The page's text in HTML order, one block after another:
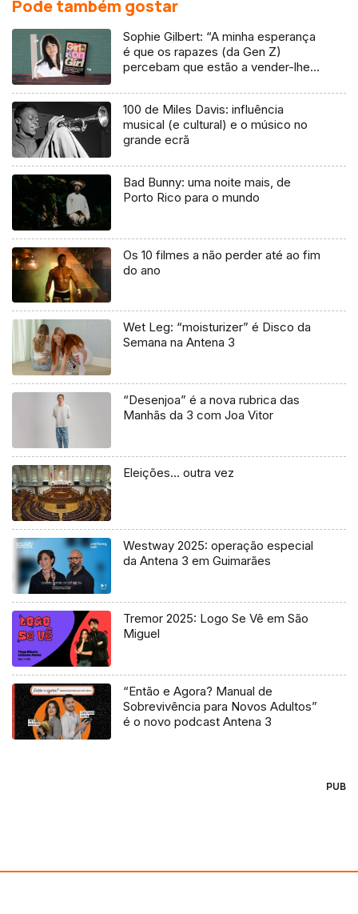
Pode também gostar
Sophie Gilbert: “A minha esperança
é que os rapazes (da Gen Z)
percebam que estão a vender-lhes
100 de Miles Davis: influência
musical (e cultural) e o músico no
grande ecrã
Bad Bunny: uma noite mais, de
Porto Rico para o mundo
Os 10 filmes a não perder até ao fim
do ano
Wet Leg: “moisturizer” é Disco da
Semana na Antena 3
“Desenjoa” é a nova rubrica das
Manhãs da 3 com Joa Vitor
Eleições… outra vez
Westway 2025: operação especial
da Antena 3 em Guimarães
Tremor 2025: Logo Se Vê em São
Miguel
“Então e Agora? Manual de
Sobrevivência para Novos Adultos”
é o novo podcast Antena 3
PUB